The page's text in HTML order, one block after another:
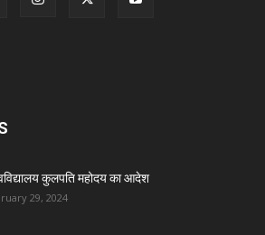
कुलपति महोदय का आदेश
29, 2024